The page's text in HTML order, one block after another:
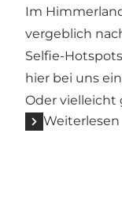
Im
vergeblich
Selfie-
hier bei uns
Oder vielleicht
Weiterlesen